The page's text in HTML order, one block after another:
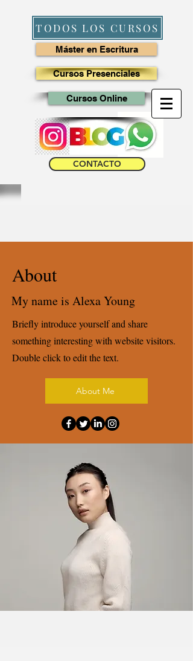
TODOS LOS CURSOS
Máster en Escritura
Cursos Presenciales
Cursos Online
CONTACTO
About
My name is Alexa Young
Briefly introduce yourself and share
something interesting with website visitors.
Double click to edit the text.
About Me